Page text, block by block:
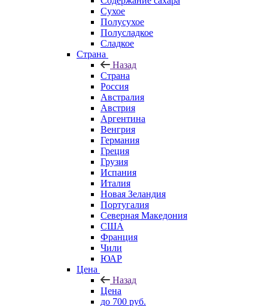
Сухое
Полусухое
Полусладкое
Сладкое
Страна
Назад
Страна
Россия
Австралия
Австрия
Аргентина
Венгрия
Германия
Греция
Грузия
Испания
Италия
Новая Зеландия
Португалия
Северная Македония
США
Франция
Чили
ЮАР
Цена
Назад
Цена
до 700 руб.